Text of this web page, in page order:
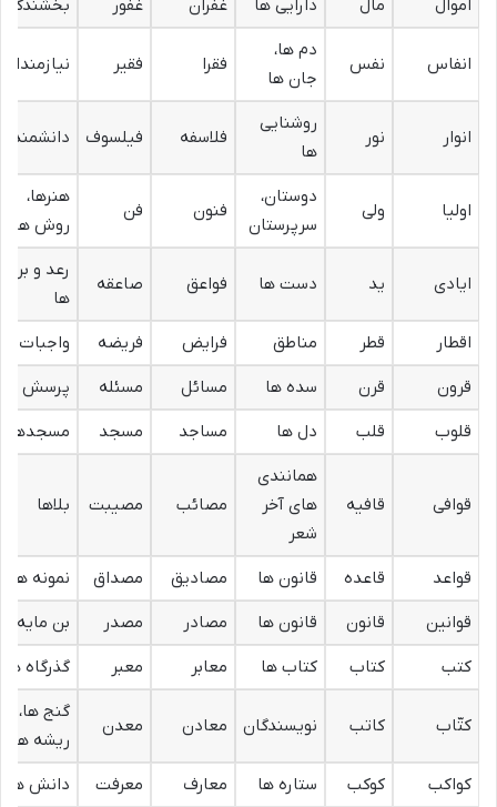
اموال
مال دارایی ها غفران غفور
انفاس نفس
دم ها،
جان ها
فقرا فقیر نیازمندان
انوار نور
روشنایی
ها
فلاسفه فیلسوف
اولیا ولی
دوستان،
سرپرستان
فنون فن
هنرها،
روش ها
ایادی ید دست ها فواعق صاعقه
رعد و برق
ها
اقطار
قطر مناطق فرایض فریضه
واجبات
قرون
قرن سده ها مسائل مسئله
پرسش ها
قلوب
قلب دل ها مساجد مسجد مسجدها
قوافی قافیه
همانندی
های آخر
شعر
مصائب مصیبت بلاها
قواعد قاعده قانون ها مصادیق مصداق
نمونه ها
قوانین
قانون قانون ها مصادر مصدر
بن مایه
کتب
کتاب کتاب ها معابر معبر گذرگاه ها
کتّاب کاتب نویسندگان معادن معدن
گنج ها،
ریشه ها
کواکب
کوکب ستاره ها معارف معرفت
دانش ها